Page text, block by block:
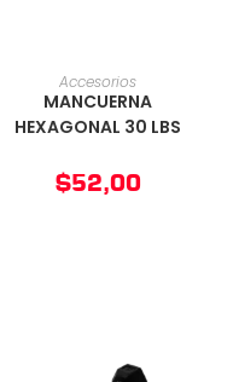
AÑADIR AL CARRITO
Accesorios
MANCUERNA
HEXAGONAL 30 LBS
$52,00